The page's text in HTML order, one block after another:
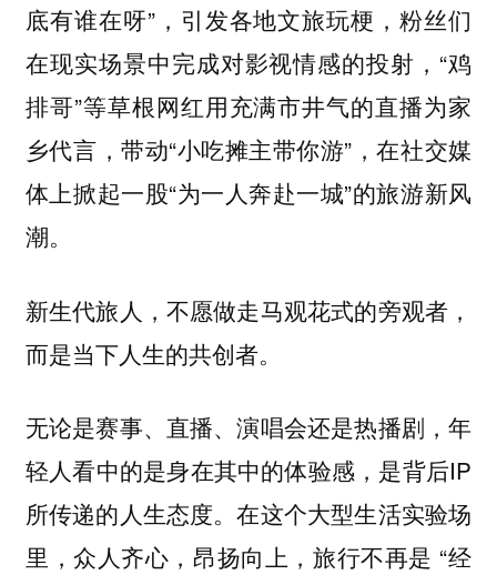
底有谁在呀”，引发各地文旅玩梗，粉丝们
在现实场景中完成对影视情感的投射，“鸡
排哥”等草根网红用充满市井气的直播为家
乡代言，带动“小吃摊主带你游”，在社交媒
体上掀起一股“为一人奔赴一城”的旅游新风
潮。
新生代旅人，不愿做走马观花式的旁观者，
而是当下人生的共创者。
无论是赛事、直播、演唱会还是热播剧，年
轻人看中的是身在其中的体验感，是背后IP
所传递的人生态度。在这个大型生活实验场
里，众人齐心，昂扬向上，旅行不再是 “经